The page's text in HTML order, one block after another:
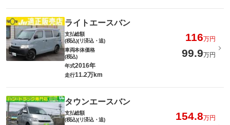
ライトエースバン
支払総額
(税込)(リ済込・追)
116万円
車両本体価格
(税込)
99.9万円
年式2016年
走行11.2万km
タウンエースバン
支払総額
(税込)(リ済込・追)
154.8万円